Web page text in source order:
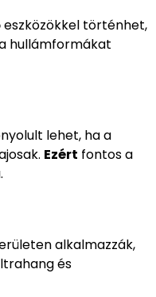
történhet,
hullámformákat
lehet, ha a
Ezért fontos a
alkalmazzák,
és